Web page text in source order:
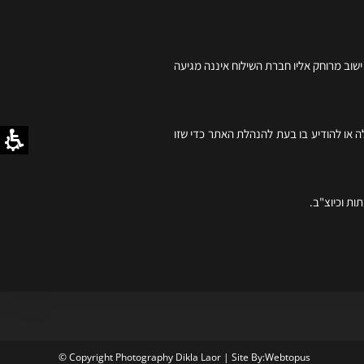
מרוחק אליו חברת השילוח איננה מגיעה
או להודיע בו בעת להנהלת האתר כדי שזו
וכיוצ"ב.
© Copyright Photography Dikla Laor | Site By:Webtopus